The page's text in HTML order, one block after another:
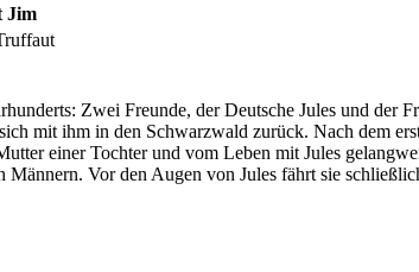
Jim
Zwei Freunde, der Deutsche Jules und der
mit ihm in den Schwarzwald zurück. Nach dem
einer Tochter und vom Leben mit Jules
Männern. Vor den Augen von Jules fährt sie